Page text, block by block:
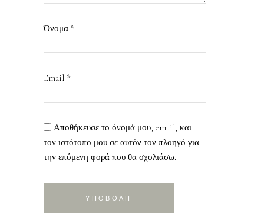
Όνομα *
Email *
Αποθήκευσε το όνομά μου, email, και
τον ιστότοπο μου σε αυτόν τον πλοηγό για
την επόμενη φορά που θα σχολιάσω.